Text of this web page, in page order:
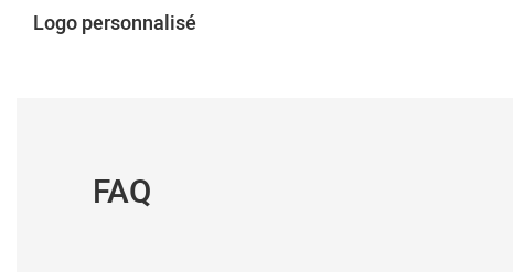
Logo personnalisé
FAQ